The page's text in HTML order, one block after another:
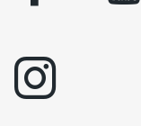
instagram